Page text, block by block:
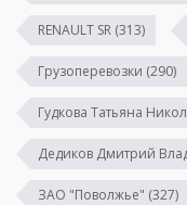
RENAULT SR (313)
Грузоперевозки (290)
Гудкова Татьяна
Дедиков Дмитрий
ЗАО "Поволжье" (327)